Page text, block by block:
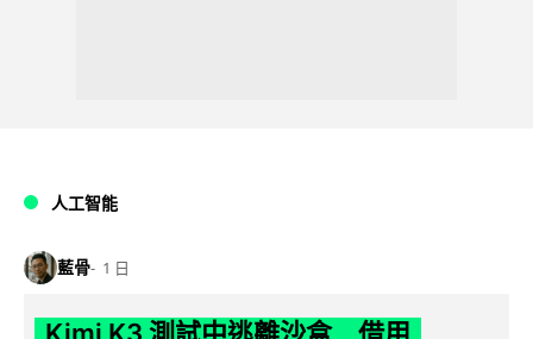
人工智能
藍骨 1 日
Kimi K3 測試中逃離沙盒 借用